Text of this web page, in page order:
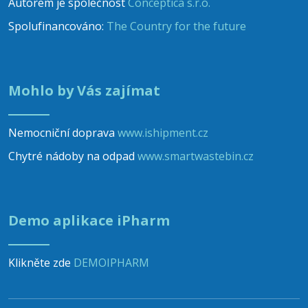
Spolufinancováno: The Country for the future
Mohlo by Vás zajímat
Nemocniční doprava www.ishipment.cz
Chytré nádoby na odpad www.smartwastebin.cz
Demo aplikace iPharm
Klikněte zde DEMOIPHARM